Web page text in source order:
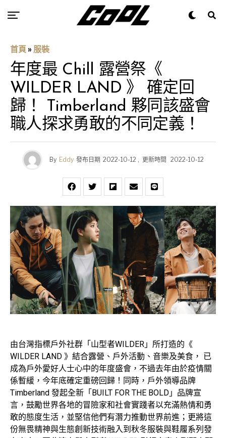
首頁 » 服裝
年度最 Chill 露營祭《
WILDER LAND 》 確定回
歸！ Timberland 夥同該盛會
職人探求勇敢的不同定義！
By Eddy 發布日期 2022-10-12 , 更新時間 2022-10-12
由台灣指標戶外社群「山型者WILDER」所打造的《
WILDER LAND 》結合露營、戶外活動、音樂及美食， 已
成為戶外愛好人士心中的年度盛會，不過去年由於疫情關
係暫緩，今年底確定重磅回歸！同時，戶外領導品牌
Timberland 發起全新「BUILT FOR THE BOLD」品牌宣
言，鼓勵世界各地的冒險家和社會實踐者以充滿熱情和勇
敢的態度生活，並堅信他們有潛力推動世界前進；更將這
份無畏精神與生態創新技術融入到秋冬服裝與鞋履系列發